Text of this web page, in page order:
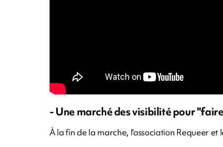
- Une marché des visibilité pour
À la fin de la marche, l'association Requeer